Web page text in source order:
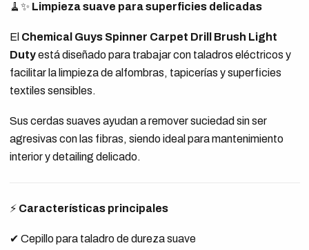
🧹✨ Limpieza suave para superficies delicadas
El Chemical Guys Spinner Carpet Drill Brush Light
Dutyestá diseñado para trabajar con taladros eléctricos y
facilitar la limpieza de alfombras, tapicerías y superficies
textiles sensibles.
Sus cerdas suaves ayudan a remover suciedad sin ser
agresivas con las fibras, siendo ideal para mantenimiento
interior y detailing delicado.
⚡ Características principales
✔ Cepillo para taladro de dureza suave